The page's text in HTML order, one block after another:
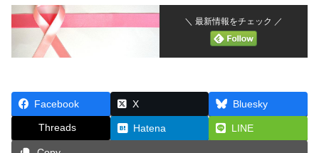
＼ 最新情報をチェック ／
Facebook X Bluesky
Threads Hatena LINE